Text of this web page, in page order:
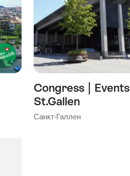
Save
As
Favorite
Congress | Events
St.Gallen
Санкт-Галлен